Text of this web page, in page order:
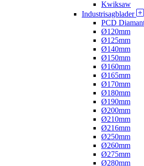
Kwiksaw
Industrisagblader
PCD
Ø120mm
Ø125mm
Ø140mm
Ø150mm
Ø160mm
Ø165mm
Ø170mm
Ø180mm
Ø190mm
Ø200mm
Ø210mm
Ø216mm
Ø250mm
Ø260mm
Ø275mm
Ø280mm